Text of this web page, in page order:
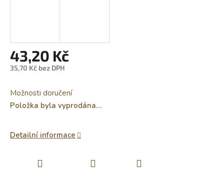
43,20 Kč
35,70 Kč bez DPH
cena:
Možnosti doručení
Položka byla vyprodána…
Detailní informace